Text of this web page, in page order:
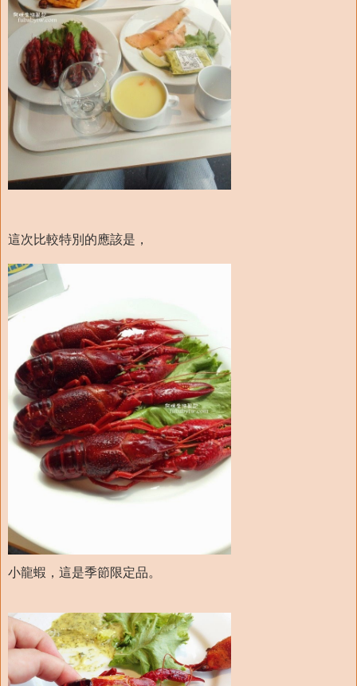
這次比較特別的應該是，
小龍蝦，這是季節限定品。